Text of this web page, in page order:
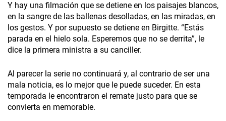
Y hay una filmación que se detiene en los paisajes blancos,
en la sangre de las ballenas desolladas, en las miradas, en
los gestos. Y por supuesto se detiene en Birgitte. “Estás
parada en el hielo sola. Esperemos que no se derrita”, le
dice la primera ministra a su canciller.
Al parecer la serie no continuará y, al contrario de ser una
mala noticia, es lo mejor que le puede suceder. En esta
temporada le encontraron el remate justo para que se
convierta en memorable.